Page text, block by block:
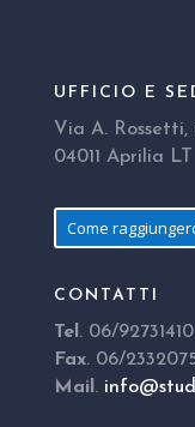
UFFICIO E
Via A. Rossetti,
04011 Aprilia LT
Come
CONTATTI
Tel . 06/92731410
Fax. 06/
Mail .